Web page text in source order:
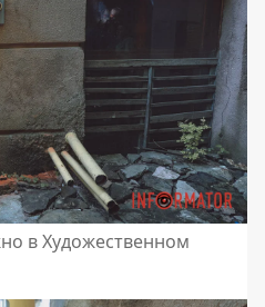
в Художественном